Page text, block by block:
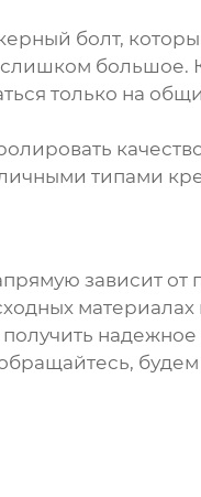
болт,
слишком большое.
только на
типами
зависит от